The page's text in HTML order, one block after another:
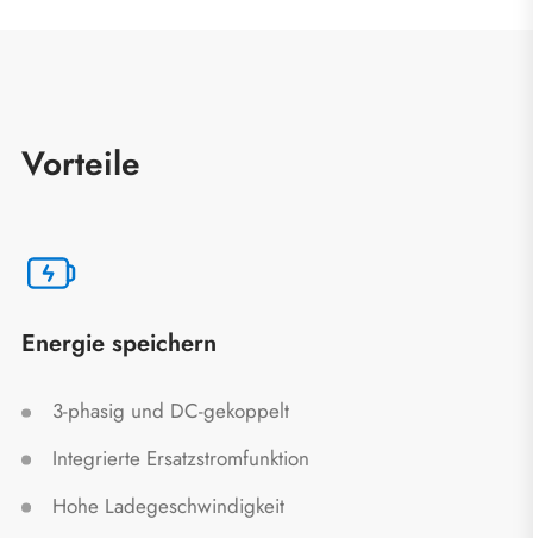
Vorteile
Energie speichern
3-phasig und DC-gekoppelt
Integrierte Ersatzstromfunktion
Hohe Ladegeschwindigkeit